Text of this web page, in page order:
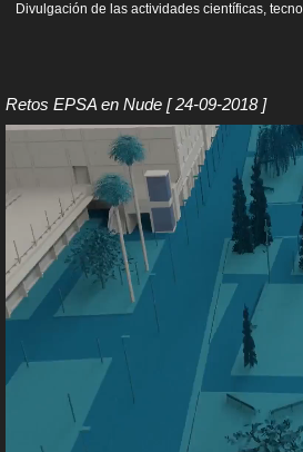
Divulgación de las actividades científicas,
Retos EPSA en Nude [ 24-09-2018 ]